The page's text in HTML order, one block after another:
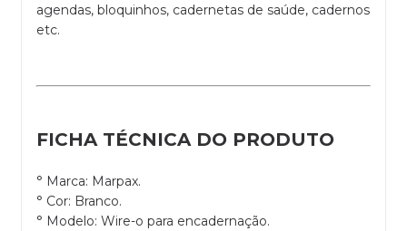
agendas, bloquinhos, cadernetas de saúde, cadernos
etc.
FICHA TÉCNICA DO PRODUTO
° Marca: Marpax.
° Cor: Branco.
° Modelo: Wire-o para encadernação.